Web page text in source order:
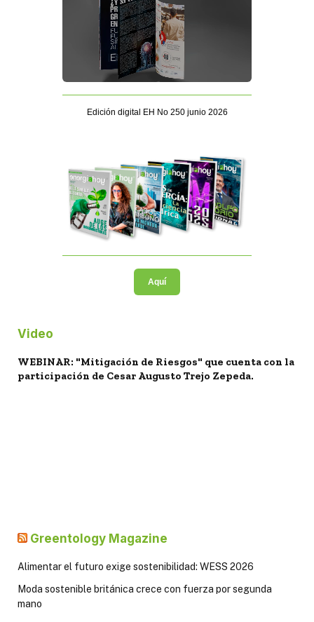
Edición digital EH No 250 junio 2026
Aquí
Video
WEBINAR: "Mitigación de Riesgos" que cuenta con la
participación de Cesar Augusto Trejo Zepeda.
Greentology Magazine
Alimentar el futuro exige sostenibilidad: WESS 2026
Moda sostenible británica crece con fuerza por segunda
mano